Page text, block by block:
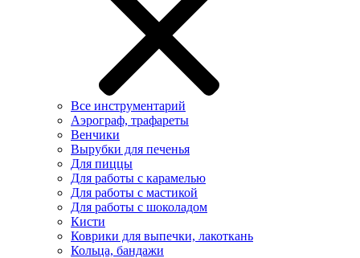
Все инструментарий
Аэрограф, трафареты
Венчики
Вырубки для печенья
Для пиццы
Для работы с карамелью
Для работы с мастикой
Для работы с шоколадом
Кисти
Коврики для выпечки, лакоткань
Кольца, бандажи